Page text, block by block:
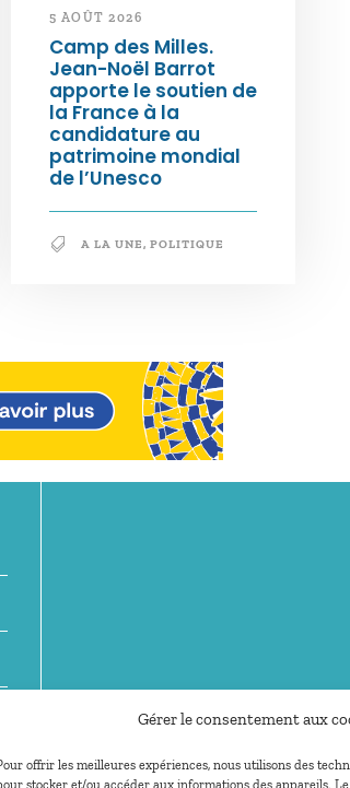
Gérer le consentement aux
offrir les meilleures expériences, nous utilisons des
stocker et/ou accéder aux informations des appareils.
5 AOÛT 2026
Camp des Milles.
Jean-Noël Barrot
apporte le soutien de
la France à la
candidature au
patrimoine mondial
de l’Unesco
A LA UNE, POLITIQUE